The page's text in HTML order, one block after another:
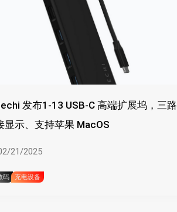
发布1-13 USB-C 高端扩展坞，三路
显示、支持苹果 MacOS
21/2025
码 充电设备